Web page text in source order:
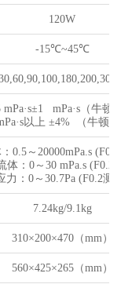
120W
-15℃~45℃
mPa·s±1 mPa·s （牛顿
以上 ±4% （牛顿
0.5～20000mPa.s (F0.2
体： 0～ 30 mPa.s(F0.2
力： 0 ～ 30.7Pa (F0.2测
7.24kg/9.1kg
310×200×470（mm ）
560×425×265（mm ）